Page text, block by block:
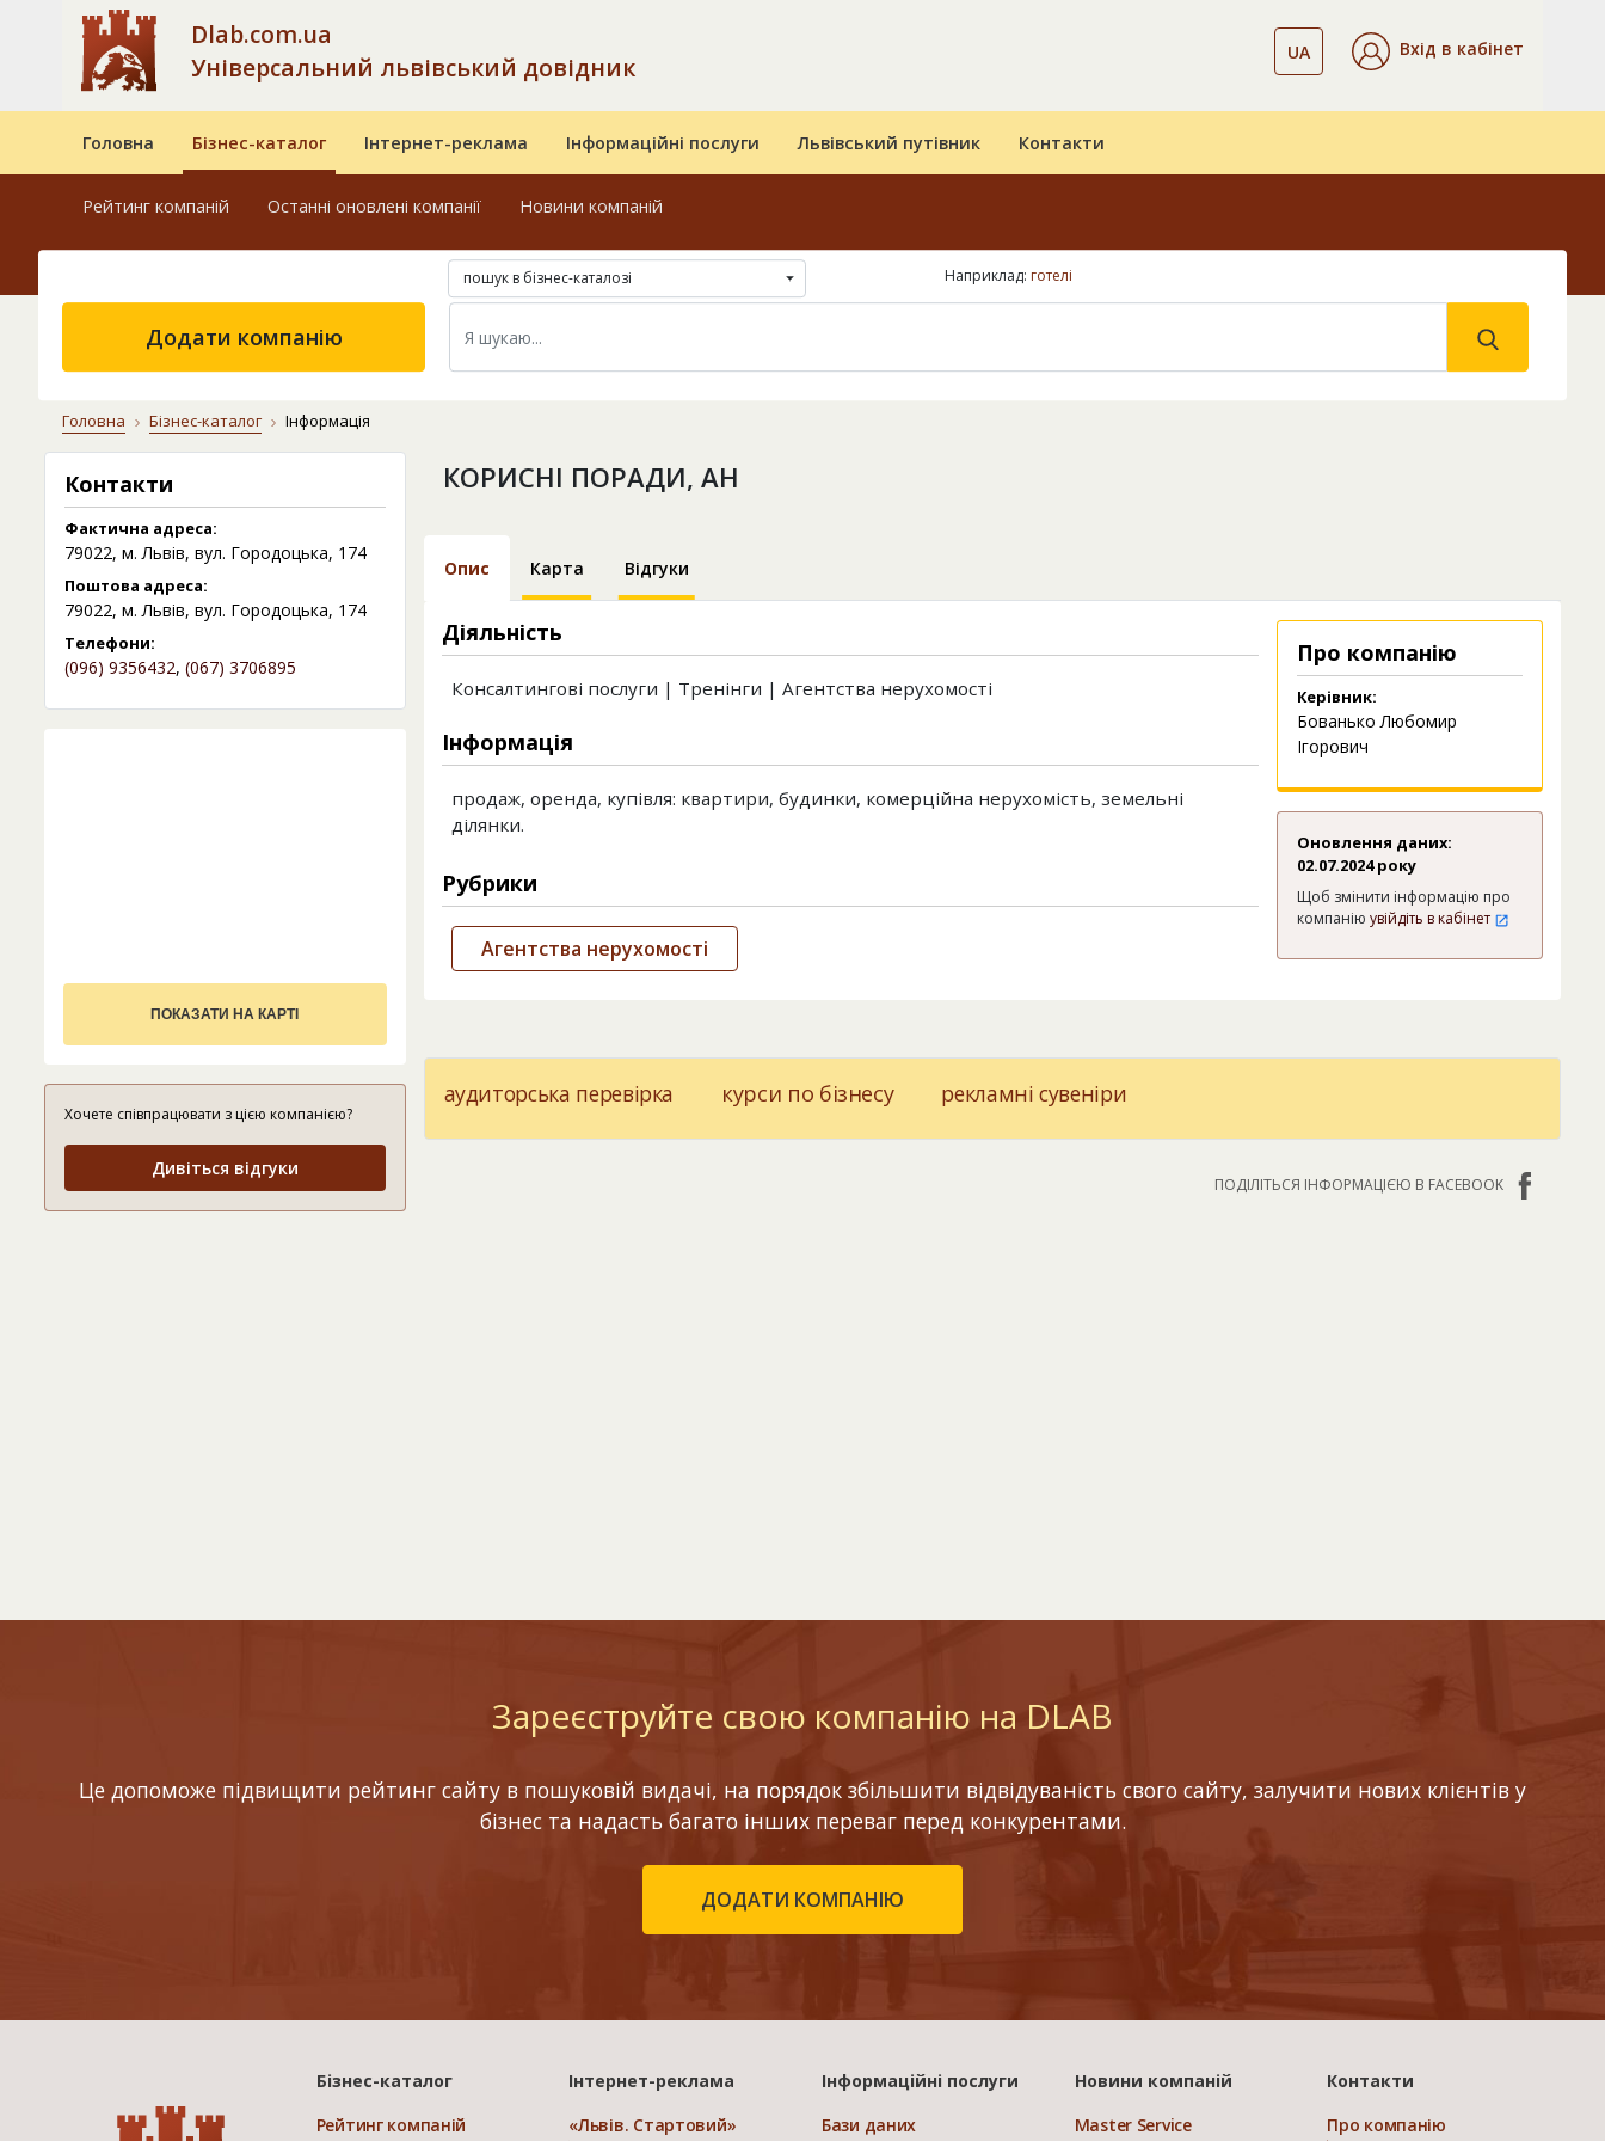
Dlab.com.ua
Універсальний львівський довідник
UA Вхід в кабінет
Головна Бізнес-каталог Інтернет-реклама Інформаційні послуги Львівський путівник Контакти
Рейтинг компаній Останні оновлені компанії Новини компаній
пошук в бізнес-каталозі Наприклад: готелі
Додати компанію
Головна Бізнес-каталог Інформація
Контакти
Фактична адреса:
79022, м. Львів, вул. Городоцька, 174
Поштова адреса:
79022, м. Львів, вул. Городоцька, 174
Телефони:
(096) 9356432, (067) 3706895
ПОКАЗАТИ НА КАРТІ
Хочете співпрацювати з цією компанією?
Дивіться відгуки
КОРИСНІ ПОРАДИ, АН
Опис Карта Відгуки
Діяльність
Консалтингові послуги | Тренінги | Агентства нерухомості
Інформація
продаж, оренда, купівля: квартири, будинки, комерційна нерухомість, земельні
ділянки.
Рубрики
Агентства нерухомості
Про компанію
Керівник:
Бованько Любомир
Ігорович
Оновлення даних:
02.07.2024 року
Щоб змінити інформацію про
компанію увійдіть в кабінет
аудиторська перевірка курси по бізнесу рекламні сувеніри
ПОДІЛІТЬСЯ ІНФОРМАЦІЄЮ В FACEBOOK
Зареєструйте свою компанію на DLAB
Це допоможе підвищити рейтинг сайту в пошуковій видачі, на порядок збільшити відвідуваність свого сайту, залучити нових клієнтів у
бізнес та надасть багато інших переваг перед конкурентами.
ДОДАТИ КОМПАНІЮ
Бізнес-каталог
Рейтинг компаній
Інтернет-реклама
«Львів. Стартовий»
Інформаційні послуги
Бази даних
Новини компаній
Master Service
Контакти
Про компанію